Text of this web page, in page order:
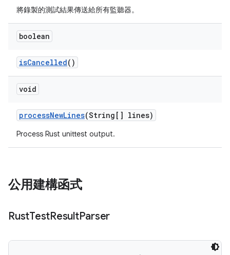
將錄製的測試結果傳送給所有監聽器。
boolean
isCancelled()
void
processNewLines(String[] lines)
Process Rust unittest output.
公用建構函式
RustTestResultParser